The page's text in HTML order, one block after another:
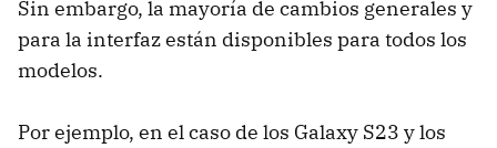
Sin embargo, la mayoría de cambios generales y
para la interfaz están disponibles para todos los
modelos.
Por ejemplo, en el caso de los Galaxy S23 y los